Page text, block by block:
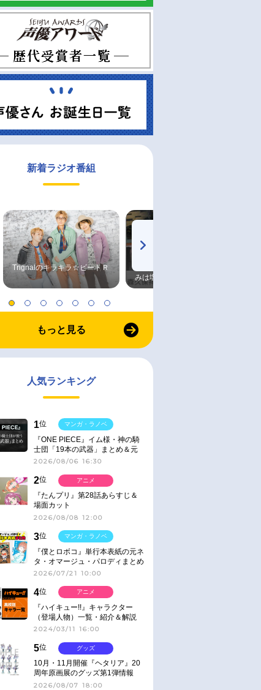
新着ラジオ番組
Trignalのキラキラ☆ビートＲ
みは塩だけ
もっと見る
人気ランキング
1位
『ONE PIECE』イム様・神の騎
士団「19本の武器」まとめ＆元
ネタ
2026/08/06 16:30
マンガ・ラノベ
2位
『たんプリ』第28話あらすじ＆
場面カット
2026/08/08 12:00
アニメ
3位
『僕とロボコ』単行本表紙の元ネ
タ・オマージュ・パロディまとめ
2026/07/21 10:00
マンガ・ラノベ
4位
『ハイキュー!!』キャラクター
（登場人物）一覧・紹介＆解説
2024/03/11 16:00
アニメ
5位
10月・11月開催『ヘタリア』20
周年原画展のグッズ第1弾情報
2026/08/07 18:00
グッズ